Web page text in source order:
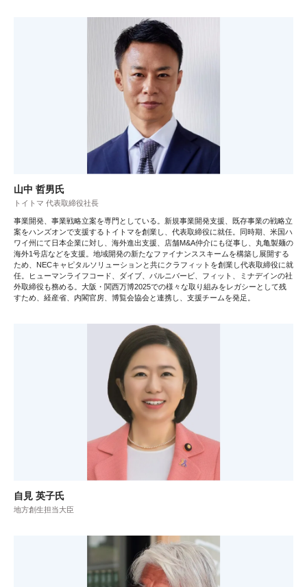
山中 哲男氏
トイトマ 代表取締役社長
事業開発、事業戦略立案を専門としている。新規事業開発支援、既存事業の戦略立
案をハンズオンで支援するトイトマを創業し、代表取締役に就任。同時期、米国ハ
ワイ州にて日本企業に対し、海外進出支援、店舗M&A仲介にも従事し、丸亀製麺の
海外1号店などを支援。地域開発の新たなファイナンススキームを構築し展開する
ため、NECキャピタルソリューションと共にクラフィットを創業し代表取締役に就
任。ヒューマンライフコード、ダイブ、バルニバービ、フィット、ミナデインの社
外取締役も務める。大阪・関西万博2025での様々な取り組みをレガシーとして残
すため、経産省、内閣官房、博覧会協会と連携し、支援チームを発足。
自見 英子氏
地方創生担当大臣